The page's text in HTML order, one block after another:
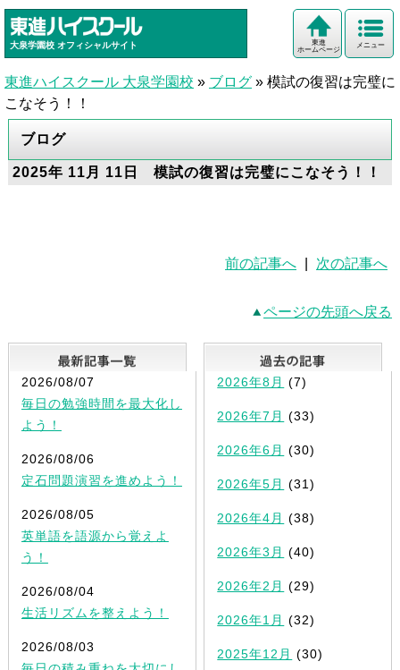
大泉学園校 オフィシャルサイト メニュー
東進
ホームページ
東進ハイスクール 大泉学園校 » ブログ » 模試の復習は完璧に
こなそう！！
ブログ
2025年 11月 11日 模試の復習は完璧にこなそう！！
前の記事へ 次の記事へ
ページの先頭へ戻る
最新記事一覧
2026/08/07
毎日の勉強時間を最大化し
よう！
2026/08/06
定石問題演習を進めよう！
2026/08/05
英単語を語源から覚えよ
う！
2026/08/04
生活リズムを整えよう！
2026/08/03
2026年8月 (7)
2026年7月 (33)
2026年6月 (30)
2026年5月 (31)
2026年4月 (38)
2026年3月 (40)
2026年2月 (29)
2026年1月 (32)
2025年12月 (30)